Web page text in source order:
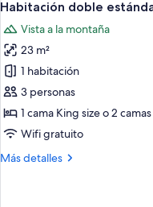
todas
las
fotos
de
Habitación
doble
estándar
10
Habitación doble
Vista a la montaña
23 m²
1 habitación
3 personas
1 cama King size o 2
Wifi gratuito
Más detalles
Más